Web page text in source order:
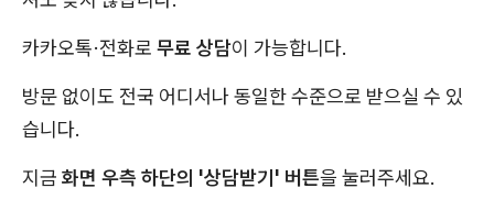
카카오톡·전화로 무료 상담이 가능합니다.
방문 없이도 전국 어디서나 동일한 수준으로 받으실 수 있
습니다.
지금 화면 우측 하단의 '상담받기' 버튼을 눌러주세요.